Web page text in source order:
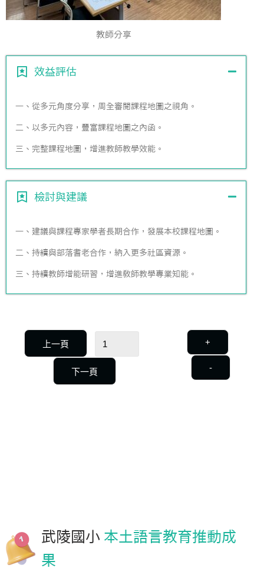
教師分享
效益評估
一、從多元角度分享，周全審閱課程地圖之視角。
二、以多元內容，豐富課程地圖之內函。
三、完整課程地圖，增進教師教學效能。
檢討與建議
一、建議與課程專家學者長期合作，發展本校課程地圖。
二、持續與部落耆老合作，納入更多社區資源。
三、持續教師增能研習，增進敎師教學專業知能。
上一頁
下一頁
+
-
武陵國小 本土語言教育推動成
果